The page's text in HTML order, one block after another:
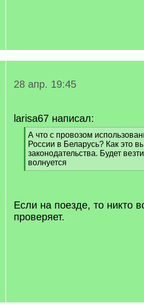
28 апр. 19:45
larisa67 написал:
[
q
]
А что с провозом
России в Беларусь? Как это
законодательства. Будет
волнуется
[
Если на поезде, то никто
проверяет.